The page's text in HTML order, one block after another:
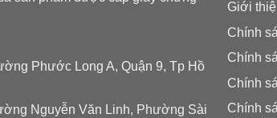
Phước Long A, Quận 9, Tp Hồ
Nguyễn Văn Linh, Phường Sài
Giới
Chính
Chính
Chính
Chính